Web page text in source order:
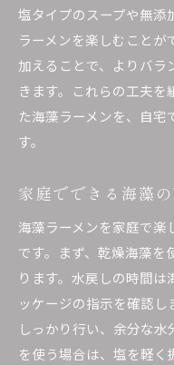
塩タイプのスープや無添
ラーメンを楽しむことが
加えることで、よりバラ
きます。これらの工夫を
た海藻ラーメンを、自
す。
家庭でできる海藻
海藻ラーメンを家庭で
です。まず、乾燥海藻を
ります。水戻しの時間
ッケージの指示を確認
しっかり行い、余分な
を使う場合は、塩を軽く